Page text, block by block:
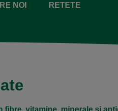
NOI RETETE
fibre, vitamine, minerale și